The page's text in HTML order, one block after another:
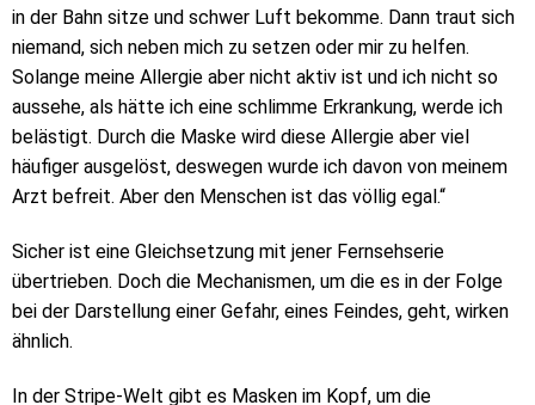
in der Bahn sitze und schwer Luft bekomme. Dann traut sich
niemand, sich neben mich zu setzen oder mir zu helfen.
Solange meine Allergie aber nicht aktiv ist und ich nicht so
aussehe, als hätte ich eine schlimme Erkrankung, werde ich
belästigt. Durch die Maske wird diese Allergie aber viel
häufiger ausgelöst, deswegen wurde ich davon von meinem
Arzt befreit. Aber den Menschen ist das völlig egal.“
Sicher ist eine Gleichsetzung mit jener Fernsehserie
übertrieben. Doch die Mechanismen, um die es in der Folge
bei der Darstellung einer Gefahr, eines Feindes, geht, wirken
ähnlich.
In der Stripe-Welt gibt es Masken im Kopf, um die